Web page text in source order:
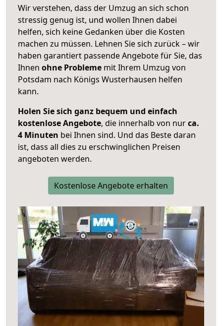
Wir verstehen, dass der Umzug an sich schon
stressig genug ist, und wollen Ihnen dabei
helfen, sich keine Gedanken über die Kosten
machen zu müssen. Lehnen Sie sich zurück – wir
haben garantiert passende Angebote für Sie, das
Ihnen ohne Probleme mit Ihrem Umzug von
Potsdam nach Königs Wusterhausen helfen
kann.
Holen Sie sich ganz bequem und einfach
kostenlose Angebote, die innerhalb von nurca.
4 Minuten bei Ihnen sind. Und das Beste daran
ist, dass all dies zu erschwinglichen Preisen
angeboten werden.
Kostenlose Angebote erhalten